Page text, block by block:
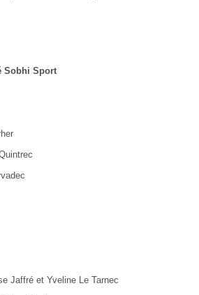
Sobhi Sport
Jaffré et Yveline Le Tarnec